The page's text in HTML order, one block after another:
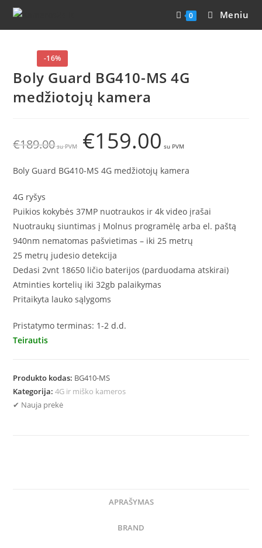
0 Meniu
-16%
Boly Guard BG410-MS 4G
medžiotojų kamera
€189.00 €159.00
Boly Guard BG410-MS 4G medžiotojų kamera
4G ryšys
Puikios kokybės 37MP nuotraukos ir 4k video įrašai
Nuotraukų siuntimas į Molnus programėlę arba el. paštą
940nm nematomas pašvietimas – iki 25 metrų
25 metrų judesio detekcija
Dedasi 2vnt 18650 ličio baterijos (parduodama atskirai)
Atminties kortelių iki 32gb palaikymas
Pritaikyta lauko sąlygoms
Pristatymo terminas: 1-2 d.d.
Teirautis
Produkto kodas: BG410-MS
Kategorija:4G ir miško kameros
✔ Nauja prekė
APRAŠYMAS
BRAND